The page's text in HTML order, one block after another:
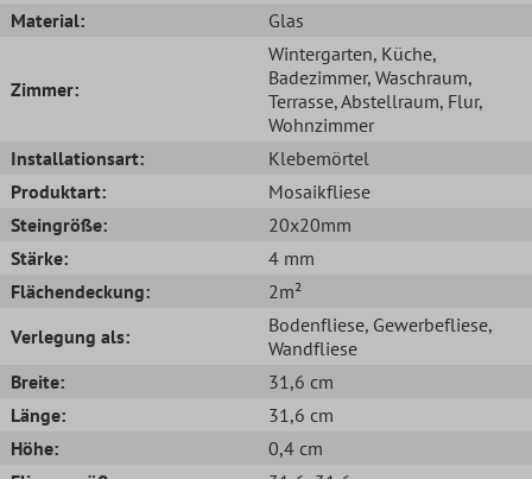
Material:
Glas
Zimmer:
Wintergarten, Küche,
Badezimmer, Waschraum,
Terrasse, Abstellraum, Flur,
Wohnzimmer
Installationsart:
Klebemörtel
Produktart:
Mosaikfliese
Steingröße:
20x20mm
Stärke:
4 mm
Flächendeckung:
2m²
Verlegung als:
Bodenfliese, Gewerbefliese,
Wandfliese
Breite:
31,6 cm
Länge:
31,6 cm
Höhe:
0,4 cm